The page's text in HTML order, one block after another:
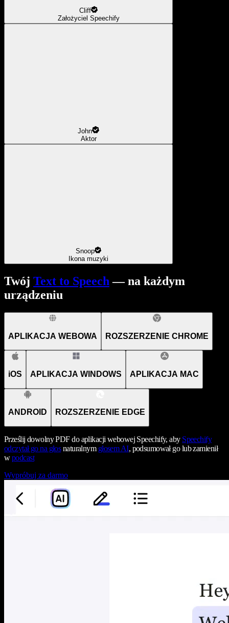
Cliff
Założyciel Speechify
John
Aktor
Snoop
Ikona muzyki
Twój Text to Speech— na każdym
urządzeniu
APLIKACJA WEBOWA ROZSZERZENIE CHROME
iOS APLIKACJA WINDOWS APLIKACJA MAC
ANDROID ROZSZERZENIE EDGE
Prześlij dowolny PDF do aplikacji webowej Speechify, aby Speechify
odczytał go na głosnaturalnym głosem AI, podsumował go lub zamienił
wpodcast
Wypróbuj za darmo